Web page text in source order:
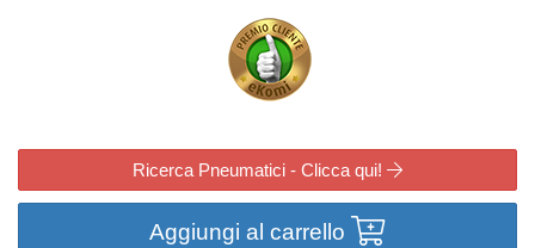
Ricerca Pneumatici - Clicca qui!
Aggiungi al carrello